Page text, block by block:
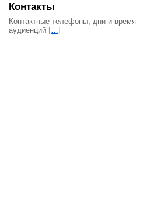
Контакты
Контактные телефоны, дни и время
аудиенций […]